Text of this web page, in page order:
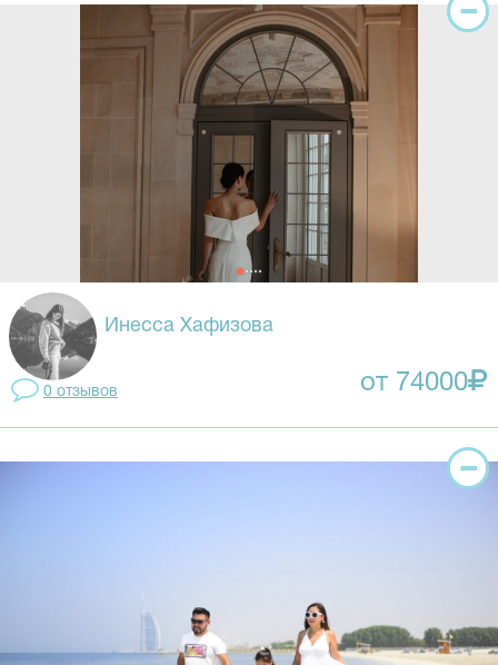
Инесса Хафизова
0 отзывов от 74000